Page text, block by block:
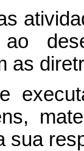
as
sua